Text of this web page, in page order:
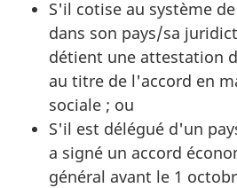
S'il cotise au système
dans son pays/sa
détient une attestation
au titre de l'accord en
sociale ; ou
S'il est délégué d'un
a signé un accord
général avant le 1